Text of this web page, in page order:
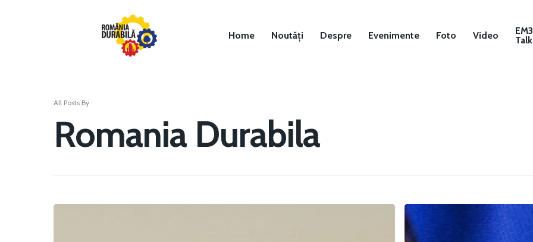
Home Noutăți Despre Evenimente Foto Video
Talk
All Posts By
Romania Durabila